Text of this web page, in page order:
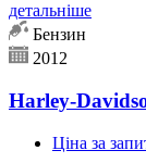
детальніше
Бензин
2012
Harley-
Ціна за